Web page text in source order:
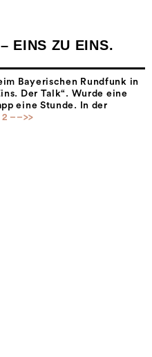
EINS ZU EINS.
Bayerischen Rundfunk in
Der Talk“. Wurde eine
eine Stunde. In der
––>>